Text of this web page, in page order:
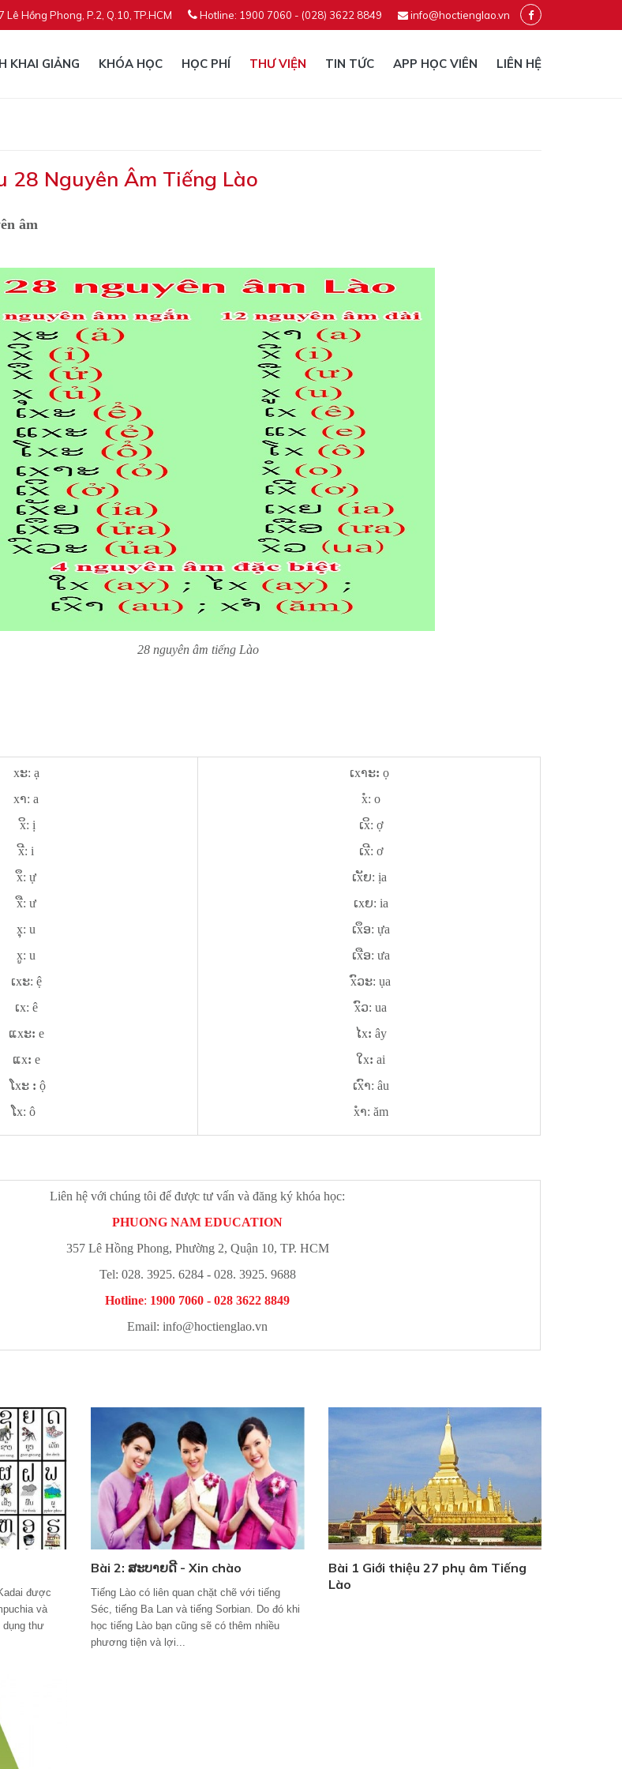
Lê Hồng Phong, P.2, Q.10, TP.HCM Hotline: 1900 7060 - (028) 3622 8849 info@hoctienglao.vn
KHAI GIẢNG KHÓA HỌC HỌC PHÍ THƯ VIỆN TIN TỨC APP HỌC VIÊN LIÊN HỆ
28 Nguyên Âm Tiếng Lào
âm
28 nguyên âm tiếng Lào
xະ: ạ
xາ: a
xິ: ị
xີ: i
xຶ: ự
xື: ư
xຸ: u
xູ: u
ເxະ: ệ
ເx: ê
ແxະ: e
ແx: e
ໂxະ :ộ
ໂx: ô
ເxາະ: ọ
xໍ: o
ເxິ: ợ
ເxີ: ơ
ເxັຍ: ịa
ເxຍ: ia
ເxຶອ: ựa
ເxືອ: ưa
xົວະ: ụa
xົວ: ua
ໄx: ây
ໃx:ai
ເxົາ: âu
xຳ: ăm
Liên hệ với chúng tôi để được tư vấn và đăng ký khóa học:
PHUONG NAM EDUCATION
357 Lê Hồng Phong, Phường 2, Quận 10, TP. HCM
Tel: 028. 3925. 6284 - 028. 3925. 9688
Hotline: 1900 7060 - 028 3622 8849
Email:info@hoctienglao.vn
được
và
dụng thư
Bài 2: ສະບາຍດີ - Xin chào
Tiếng Lào có liên quan chặt chẽ với tiếng
Séc, tiếng Ba Lan và tiếng Sorbian. Do đó khi
học tiếng Lào bạn cũng sẽ có thêm nhiều
phương tiện và lợi...
Bài 1 Giới thiệu 27 phụ âm Tiếng
Lào